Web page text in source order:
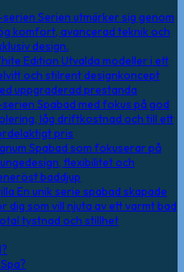
Serien utmärker sig genom
komfort, avancerad teknik och
design.
Edition Utvalda modeller i ett
och stilrent designkoncept
uppgraderad prestanda
Spabad med fokus på god
låg driftkostnad och till ett
pris
Spabad som fokuserar på
flexibilitet och
baddjup
En unik serie spabad skapade
dig som vill njuta av ett varmt bad
tystnad och stillhet